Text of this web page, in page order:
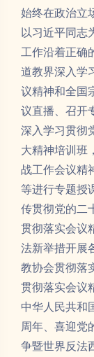
始终在政治立
以习近平同志
工作沿着正确
道教界深入学
议精神和全国
议直播、召开
深入学习贯彻
大精神培训班
战工作会议精
等进行专题授
传贯彻党的二
贯彻落实会议
法新举措开展
教协会贯彻落
贯彻落实会议
中华人民共和
周年、喜迎党
争暨世界反法